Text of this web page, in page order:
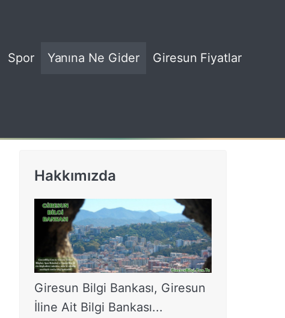
Spor Yanına Ne Gider Giresun Fiyatlar
Hakkımızda
Giresun Bilgi Bankası, Giresun
İline Ait Bilgi Bankası...